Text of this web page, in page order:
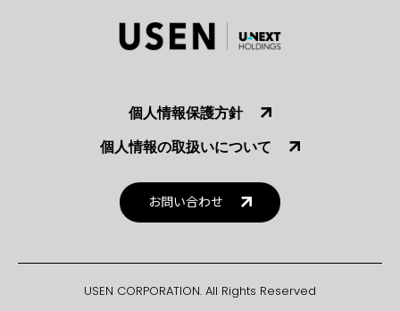
個人情報保護方針
個人情報の取扱いについて
お問い合わせ
USEN CORPORATION. All Rights Reserved